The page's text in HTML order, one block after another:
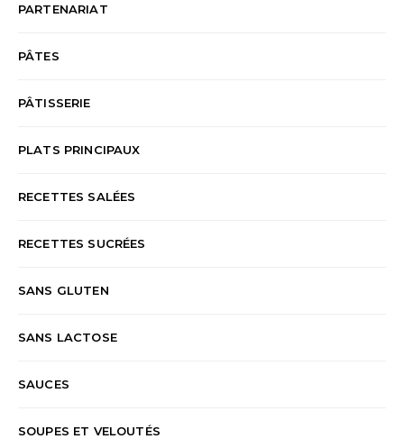
PARTENARIAT
PÂTES
PÂTISSERIE
PLATS PRINCIPAUX
RECETTES SALÉES
RECETTES SUCRÉES
SANS GLUTEN
SANS LACTOSE
SAUCES
SOUPES ET VELOUTÉS